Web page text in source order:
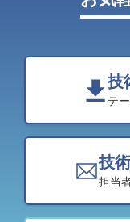
技
テ
技
担当